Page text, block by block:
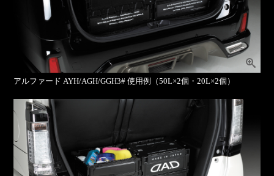
アルファード AYH/AGH/GGH3# 使用例（50L×2個・20L×2個）